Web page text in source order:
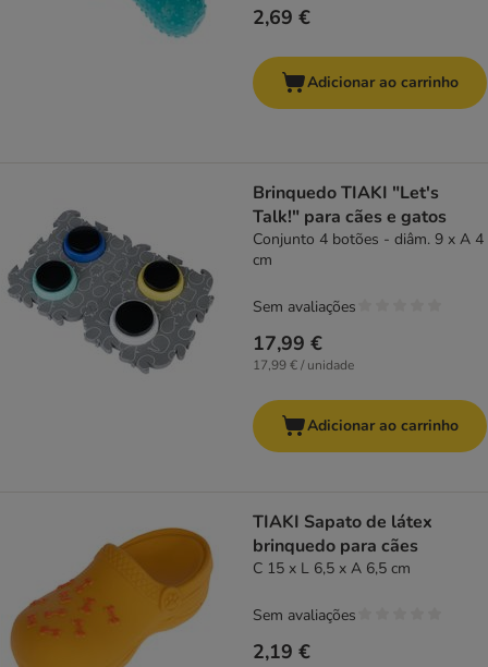
2,69 €
Adicionar ao carrinho
Brinquedo TIAKI "Let's
Talk!" para cães e gatos
Conjunto 4 botões - diâm. 9 x A 4
cm
17,99 €
17,99 € / unidade
Sem avaliações
Adicionar ao carrinho
TIAKI Sapato de látex
brinquedo para cães
C 15 x L 6,5 x A 6,5 cm
2,19 €
Sem avaliações